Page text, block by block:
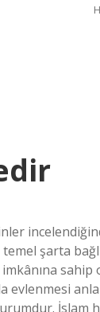
şarta
sahip
evlenmesi
İslam